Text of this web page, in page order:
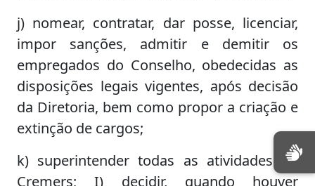
j) nomear, contratar, dar posse, licenciar,
impor sanções, admitir e demitir os
empregados do Conselho, obedecidas as
disposições legais vigentes, após decisão
da Diretoria, bem como propor a criação e
extinção de cargos;
k) superintender todas as atividades do
Cremers; I) decidir, quando houver